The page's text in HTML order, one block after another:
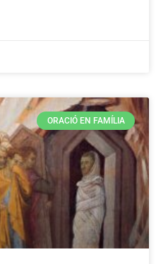
ORACIÓ EN FAMÍLIA